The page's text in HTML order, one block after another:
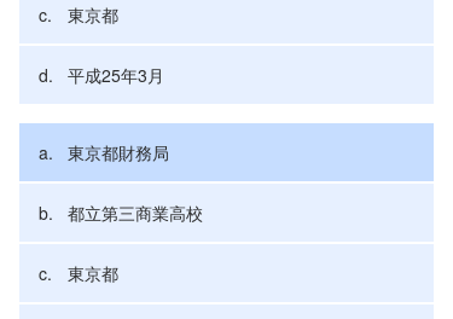
東京都
平成25年3月
東京都財務局
都立第三商業高校
東京都